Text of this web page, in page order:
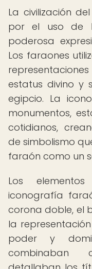
La civilización
por el uso de
poderosa
Los faraones
estatus divino y
egipcio. La
monumentos,
cotidianos,
de simbolismo
faraón como un
Los
iconografía
corona doble, el
la
poder y
combinaban